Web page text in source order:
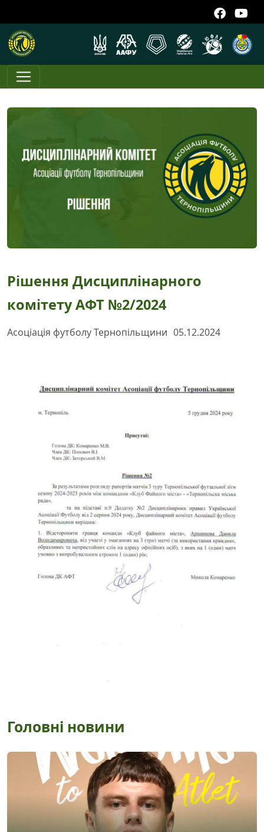
Рішення Дисциплінарного
комітету АФТ №2/2024
Асоціація футболу Тернопільщини 05.12.2024
Головні новини